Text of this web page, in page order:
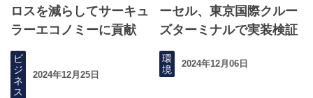
ロスを減らしてサーキュ
ラーエコノミーに貢献
ビ
ジ
ネ
ス
2024年12月25日
ーセル、東京国際クルー
ズターミナルで実装検証
環
境
2024年12月06日